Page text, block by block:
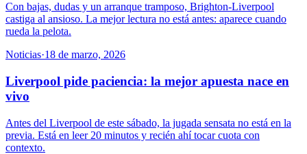
Con bajas, dudas y un arranque tramposo, Brighton-Liverpool
castiga al ansioso. La mejor lectura no está antes: aparece cuando
rueda la pelota.
Noticias·18 de marzo, 2026
Liverpool pide paciencia: la mejor apuesta nace en
vivo
Antes del Liverpool de este sábado, la jugada sensata no está en la
previa. Está en leer 20 minutos y recién ahí tocar cuota con
contexto.